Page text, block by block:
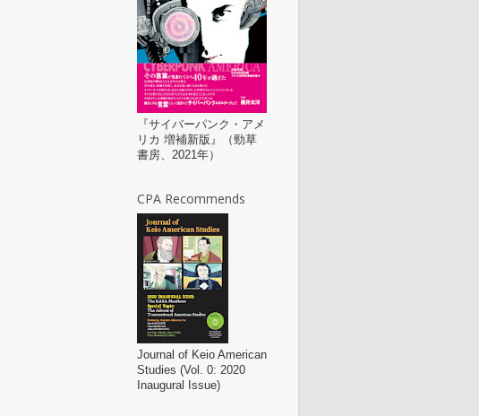
『サイバーパンク・アメ
リカ 増補新版』（勁草
書房、2021年）
CPA Recommends
Journal of Keio American
Studies (Vol. 0: 2020
Inaugural Issue)